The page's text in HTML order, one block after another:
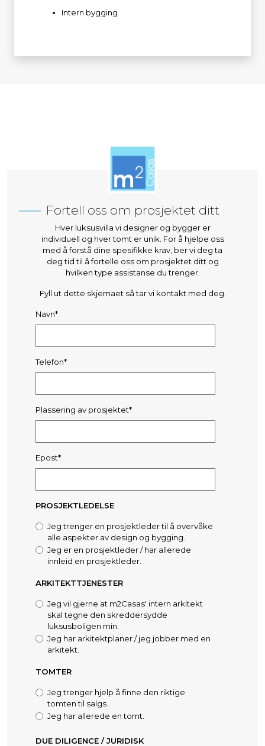
Intern bygging
Fortell oss om prosjektet ditt
Hver luksusvilla vi designer og bygger er
individuell og hver tomt er unik. For å hjelpe oss
med å forstå dine spesifikke krav, ber vi deg ta
deg tid til å fortelle oss om prosjektet ditt og
hvilken type assistanse du trenger.
Fyll ut dette skjemaet så tar vi kontakt med deg.
Navn*
Telefon*
Plassering av prosjektet*
Epost*
PROSJEKTLEDELSE
Jeg trenger en prosjektleder til å overvåke
alle aspekter av design og bygging.
Jeg er en prosjektleder / har allerede
innleid en prosjektleder.
ARKITEKTTJENESTER
Jeg vil gjerne at m2Casas' intern arkitekt
skal tegne den skreddersydde
luksusboligen min.
Jeg har arkitektplaner / jeg jobber med en
arkitekt.
TOMTER
Jeg trenger hjelp å finne den riktige
tomten til salgs.
Jeg har allerede en tomt.
DUE DILIGENCE / JURIDISK